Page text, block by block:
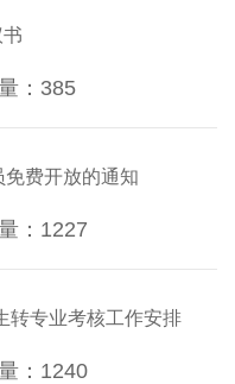
： 385
费开放的通知
： 1227
转专业考核工作安排
： 1240